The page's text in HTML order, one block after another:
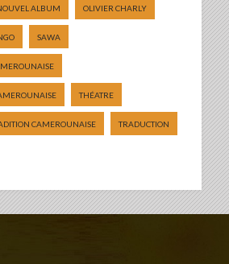
ALBUM OLIVIER CHARLY
SAWA
THÉATRE
CAMEROUNAISE TRADUCTION